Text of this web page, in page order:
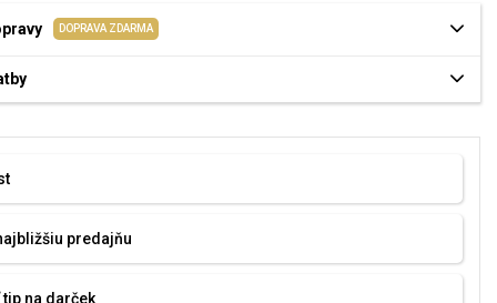
DOPRAVA ZDARMA
predajňu
na darček